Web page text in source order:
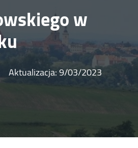
w
Aktualizacja:9/03/2023